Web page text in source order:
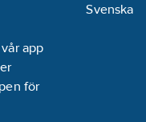
app
Svenska